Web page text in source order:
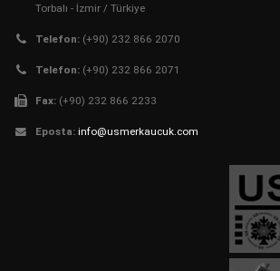
Torbalı - İzmir / Türkiye
Telefon: (+90) 232 866 2070
Telefon: (+90) 232 866 2071
Fax: (+90) 232 866 2233
Eposta: info@usmerkaucuk.com